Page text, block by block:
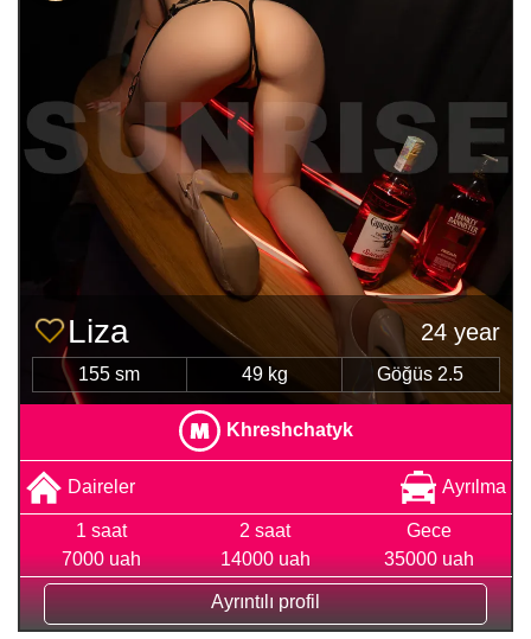
Liza 24 year
155 sm 49 kg Göğüs 2.5
Khreshchatyk
Daireler Ayrılma
1 saat
7000 uah
2 saat
14000 uah
Gece
35000 uah
Ayrıntılı profil